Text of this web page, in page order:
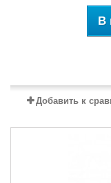
В
Добавить к